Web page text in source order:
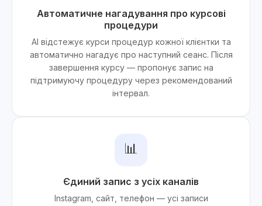
Автоматичне нагадування про курсові
процедури
AI відстежує курси процедур кожної клієнтки та
автоматично нагадує про наступний сеанс. Після
завершення курсу — пропонує запис на
підтримуючу процедуру через рекомендований
інтервал.
📊
Єдиний запис з усіх каналів
Instagram, сайт, телефон — усі записи